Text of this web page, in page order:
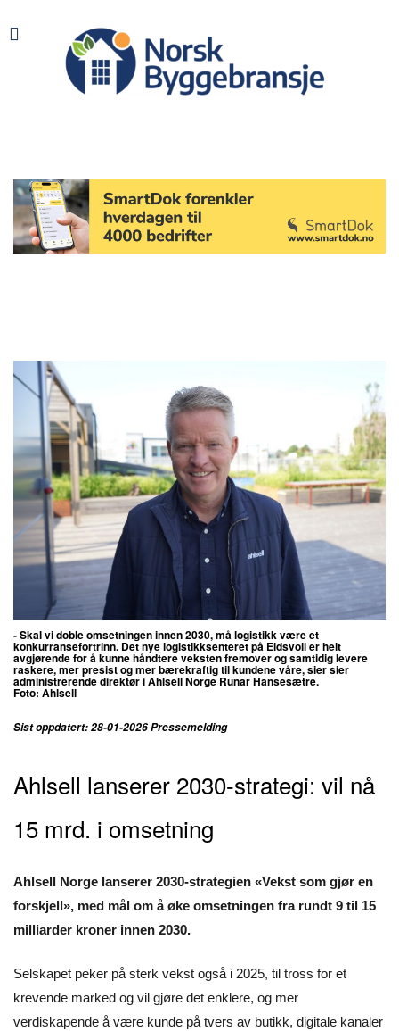
- Skal vi doble omsetningen innen 2030, må logistikk være et
konkurransefortrinn. Det nye logistikksenteret på Eidsvoll er helt
avgjørende for å kunne håndtere veksten fremover og samtidig levere
raskere, mer presist og mer bærekraftig til kundene våre, sier sier
administrerende direktør i Ahlsell Norge Runar Hansesætre.
Foto: Ahlsell
Sist oppdatert: 28-01-2026 Pressemelding
Ahlsell lanserer 2030-strategi: vil nå
15 mrd. i omsetning
Ahlsell Norge lanserer 2030-strategien «Vekst som gjør en
forskjell», med mål om å øke omsetningen fra rundt 9 til 15
milliarder kroner innen 2030.
Selskapet peker på sterk vekst også i 2025, til tross for et
krevende marked og vil gjøre det enklere, og mer
verdiskapende å være kunde på tvers av butikk, digitale kanaler